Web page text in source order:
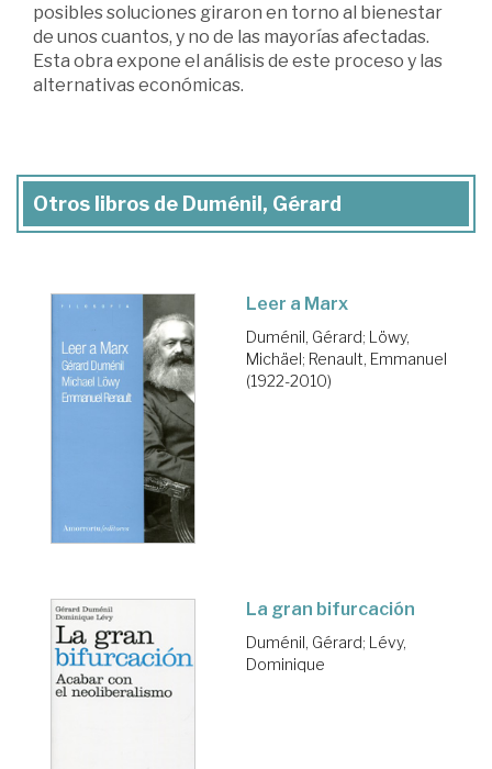
posibles soluciones giraron en torno al bienestar
de unos cuantos, y no de las mayorías afectadas.
Esta obra expone el análisis de este proceso y las
alternativas económicas.
Otros libros de Duménil, Gérard
Leer a Marx
Duménil, Gérard; Löwy,
Michäel; Renault, Emmanuel
(1922-2010)
La gran bifurcación
Duménil, Gérard; Lévy,
Dominique